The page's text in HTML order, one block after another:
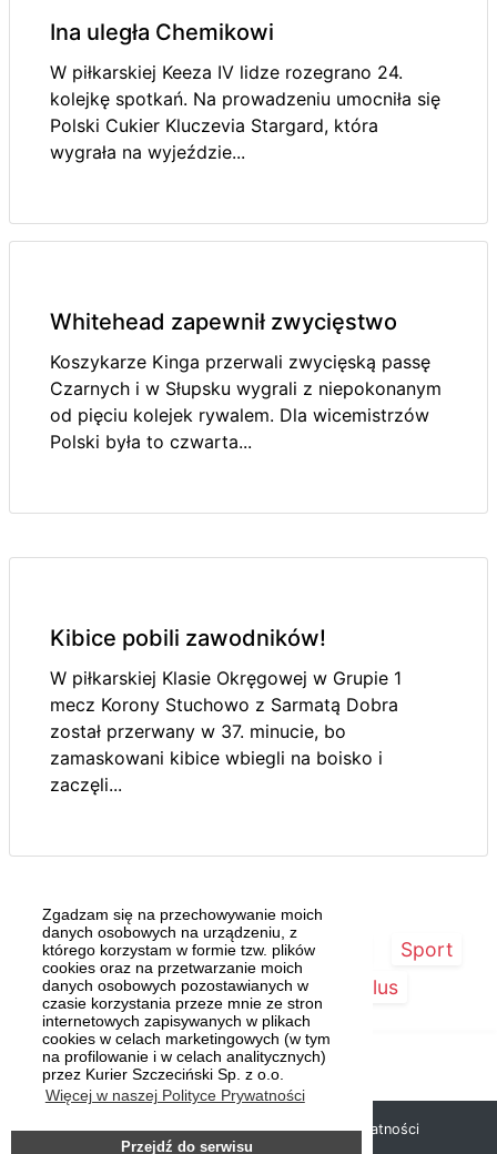
Zgadzam się na przechowywanie moich
danych osobowych na urządzeniu, z
którego korzystam w formie tzw. plików
cookies oraz na przetwarzanie moich
danych osobowych pozostawianych w
czasie korzystania przeze mnie ze stron
internetowych zapisywanych w plikach
cookies w celach marketingowych (w tym
na profilowanie i w celach analitycznych)
przez Kurier Szczeciński Sp. z o.o.
Więcej w naszej Polityce Prywatności
Przejdź do serwisu
Ina uległa Chemikowi
W piłkarskiej Keeza IV lidze rozegrano 24.
kolejkę spotkań. Na prowadzeniu umocniła się
Polski Cukier Kluczevia Stargard, która
wygrała na wyjeździe...
Whitehead zapewnił zwycięstwo
Koszykarze Kinga przerwali zwycięską passę
Czarnych i w Słupsku wygrali z niepokonanym
od pięciu kolejek rywalem. Dla wicemistrzów
Polski była to czwarta...
Kibice pobili zawodników!
W piłkarskiej Klasie Okręgowej w Grupie 1
mecz Korony Stuchowo z Sarmatą Dobra
został przerwany w 37. minucie, bo
zamaskowani kibice wbiegli na boisko i
zaczęli...
Strona główna Szczecin/Region
Sport
Kultura
Kurier Plus
Copyright © 2019 Kurier Szczeciński |Polityka prywatności